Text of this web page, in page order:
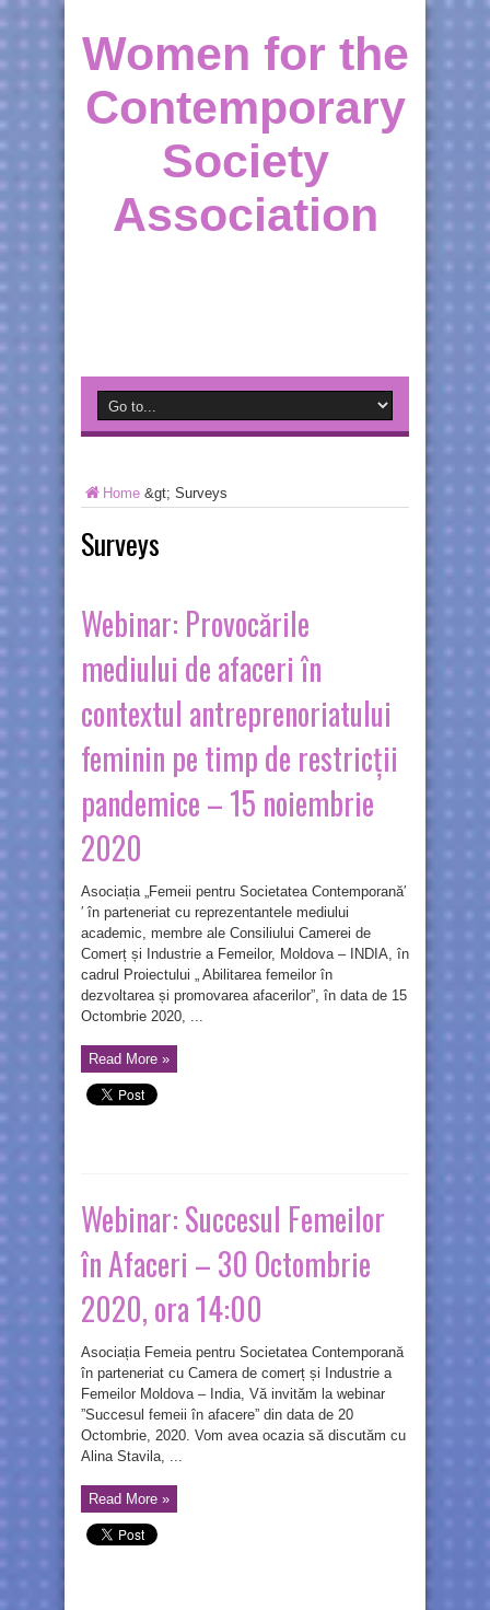
Women for the
Contemporary
Society
Association
Home &gt; Surveys
Surveys
Webinar: Provocările
mediului de afaceri în
contextul antreprenoriatului
feminin pe timp de restricții
pandemice – 15 noiembrie
2020
Asociația „Femeii pentru Societatea Contemporană′
′ în parteneriat cu reprezentantele mediului
academic, membre ale Consiliului Camerei de
Comerț și Industrie a Femeilor, Moldova – INDIA, în
cadrul Proiectului „ Abilitarea femeilor în
dezvoltarea și promovarea afacerilor”, în data de 15
Octombrie 2020, ...
Read More »
Webinar: Succesul Femeilor
în Afaceri – 30 Octombrie
2020, ora 14:00
Asociația Femeia pentru Societatea Contemporană
în parteneriat cu Camera de comerț și Industrie a
Femeilor Moldova – India, Vă invităm la webinar
”Succesul femeii în afacere” din data de 20
Octombrie, 2020. Vom avea ocazia să discutăm cu
Alina Stavila, ...
Read More »